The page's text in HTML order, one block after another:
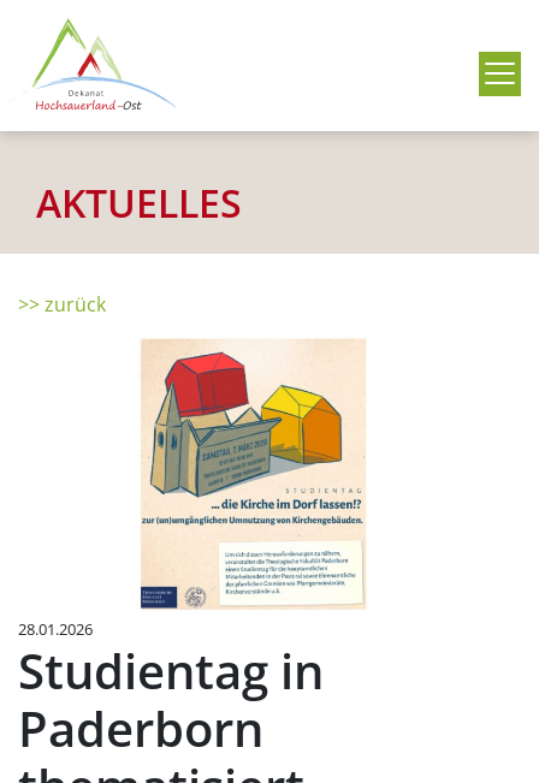
AKTUELLES
>> zurück
28.01.2026
Studientag in
Paderborn